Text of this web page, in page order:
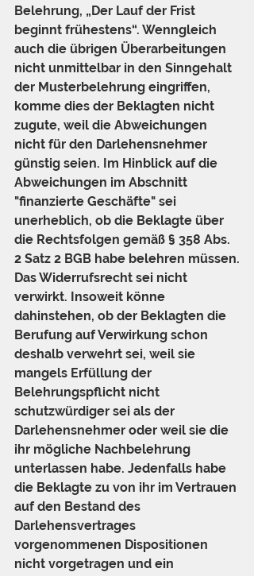
Belehrung, „Der Lauf der Frist
beginnt frühestens“. Wenngleich
auch die übrigen Überarbeitungen
nicht unmittelbar in den Sinngehalt
der Musterbelehrung eingriffen,
komme dies der Beklagten nicht
zugute, weil die Abweichungen
nicht für den Darlehensnehmer
günstig seien. Im Hinblick auf die
Abweichungen im Abschnitt
"finanzierte Geschäfte" sei
unerheblich, ob die Beklagte über
die Rechtsfolgen gemäß § 358 Abs.
2 Satz 2 BGB habe belehren müssen.
Das Widerrufsrecht sei nicht
verwirkt. Insoweit könne
dahinstehen, ob der Beklagten die
Berufung auf Verwirkung schon
deshalb verwehrt sei, weil sie
mangels Erfüllung der
Belehrungspflicht nicht
schutzwürdiger sei als der
Darlehensnehmer oder weil sie die
ihr mögliche Nachbelehrung
unterlassen habe. Jedenfalls habe
die Beklagte zu von ihr im Vertrauen
auf den Bestand des
Darlehensvertrages
vorgenommenen Dispositionen
nicht vorgetragen und ein